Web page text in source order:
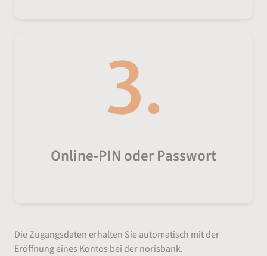
Online-PIN oder Passwort
Die Zugangsdaten erhalten Sie automatisch mit der
Eröffnung eines Kontos bei der norisbank.